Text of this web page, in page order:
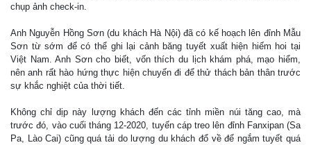
chụp ảnh check-in.
Anh Nguyễn Hồng Sơn (du khách Hà Nội) đã có kế hoạch lên đỉnh Mẫu
Sơn từ sớm để có thể ghi lại cảnh băng tuyết xuất hiện hiếm hoi tại
Việt Nam. Anh Sơn cho biết, vốn thích du lịch khám phá, mạo hiểm,
nên anh rất hào hứng thực hiện chuyến đi để thử thách bản thân trước
sự khắc nghiệt của thời tiết.
Không chỉ dịp này lượng khách đến các tỉnh miền núi tăng cao, mà
trước đó, vào cuối tháng 12-2020, tuyến cáp treo lên đỉnh Fanxipan (Sa
Pa, Lào Cai) cũng quá tải do lượng du khách đổ về để ngắm tuyết quá